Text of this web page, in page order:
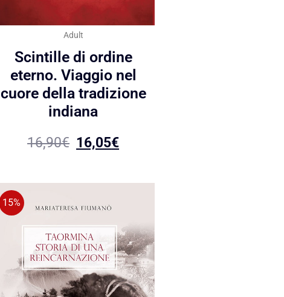
Adult
Scintille di ordine
eterno. Viaggio nel
cuore della tradizione
indiana
16,90€ 16,05€
15%